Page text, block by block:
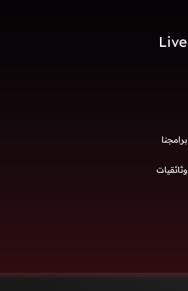
Live
برامجنا
وثائقيات